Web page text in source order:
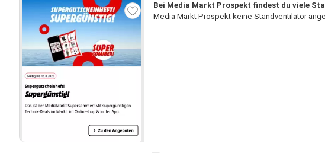
Bei Media Markt Prospekt findest du viele
Media Markt Prospekt keine Standventilator